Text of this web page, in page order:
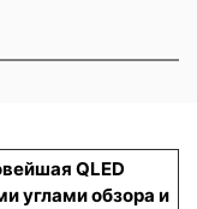
QLED
углами обзора и